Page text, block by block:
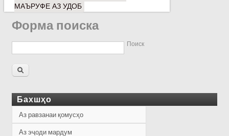
МАЪРУФЕ АЗ УДОБ
Форма поиска
Поиск
Бахшҳо
Аз равзанаи қомусҳо
Аз эҷоди мардум